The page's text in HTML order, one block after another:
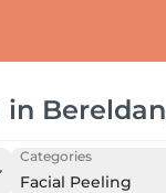
in
Categories
Facial Peeling